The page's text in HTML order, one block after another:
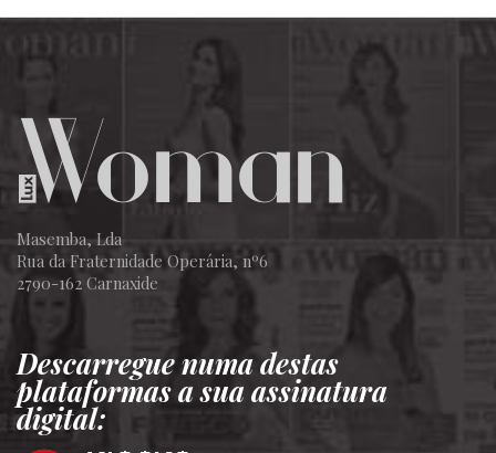
Masemba, Lda
Rua da Fraternidade Operária, nº6
2790-162 Carnaxide
Descarregue numa destas
plataformas a sua assinatura
digital: